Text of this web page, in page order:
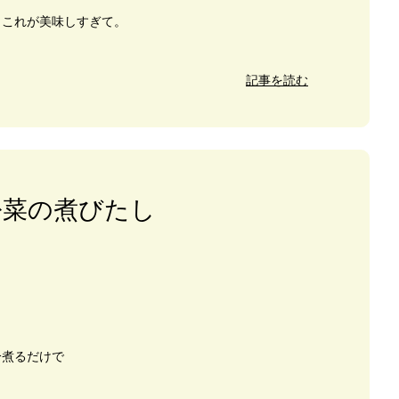
れが美味しすぎて。
記事を読む
の煮びたし
るだけで